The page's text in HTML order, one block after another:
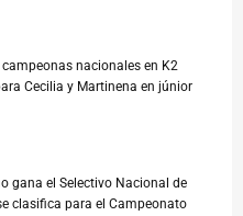
campeonas nacionales en K2
Cecilia y Martinena en júnior
gana el Selectivo Nacional de
clasifica para el Campeonato